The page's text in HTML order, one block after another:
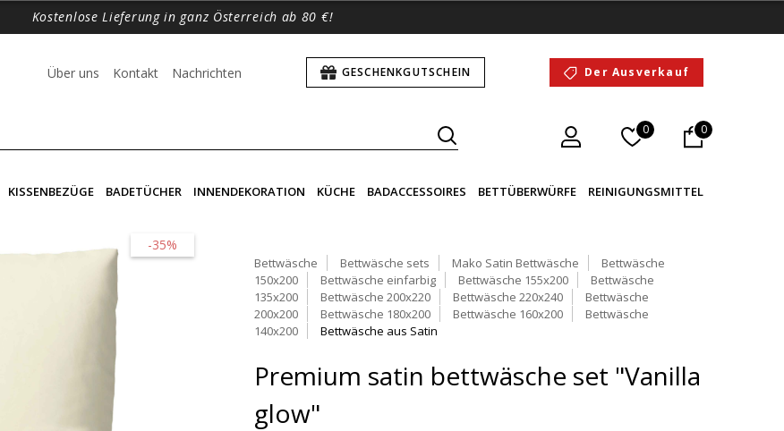
Kostenlose Lieferung in ganz Österreich ab 80 €!
Über uns Kontakt Nachrichten GESCHENKGUTSCHEIN Der Ausverkauf
0 0
KISSENBEZÜGE BADETÜCHER INNENDEKORATION KÜCHE BADACCESSOIRES BETTÜBERWÜRFE REINIGUNGSMITTEL
-35%
Bettwäsche Bettwäsche sets Mako Satin Bettwäsche
Bettwäsche
150x200
Bettwäsche einfarbig Bettwäsche 155x200
Bettwäsche
135x200
Bettwäsche 200x220 Bettwäsche 220x240
Bettwäsche
200x200
Bettwäsche 180x200 Bettwäsche 160x200
Bettwäsche
140x200
Bettwäsche aus Satin
Premium satin bettwäsche set "Vanilla
glow"